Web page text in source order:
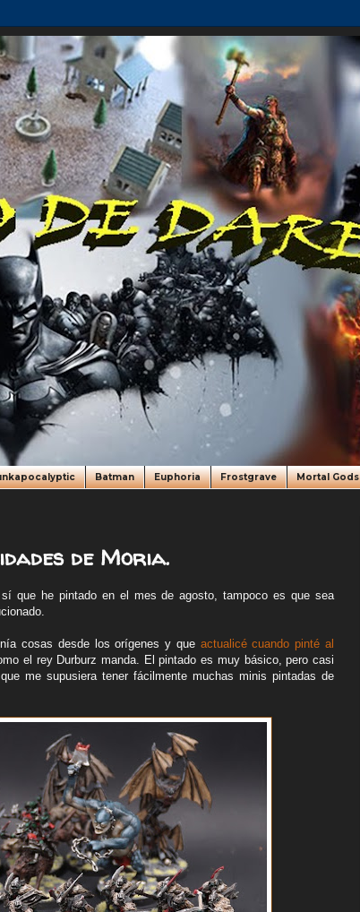
Batman Euphoria Frostgrave Mortal Gods
de Moria.
que he pintado en el mes de agosto, tampoco es que sea
cosas desde los orígenes y queactualicé cuando pinté al
el rey Durburz manda. El pintado es muy básico, pero casi
me supusiera tener fácilmente muchas minis pintadas de